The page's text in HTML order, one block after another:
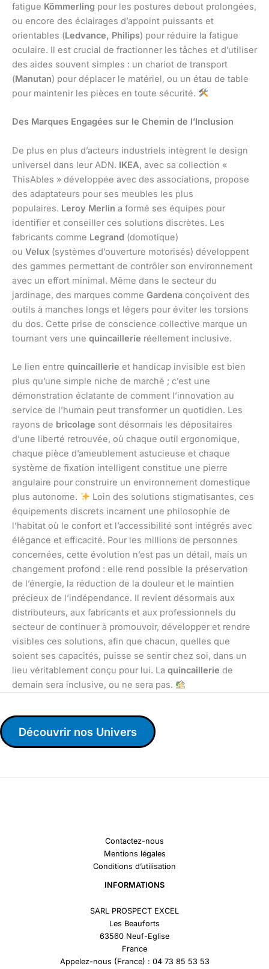
fatigue Kömmerling pour les postures debout prolongées,
ou encore des éclairages d’appoint puissants et
orientables (Ledvance, Philips) pour réduire la fatigue
oculaire. Il est crucial de fractionner les tâches et d’utiliser
des aides souvent simples : un chariot de transport
(Manutan) pour déplacer le matériel, ou un étau de table
pour maintenir les pièces en toute sécurité.
Des Marques Engagées sur le Chemin de l’Inclusion
De plus en plus d’acteurs industriels intègrent le design
universel dans leur ADN. IKEA, avec sa collection «
ThisAbles » développée avec des associations, propose
des adaptateurs pour ses meubles les plus
populaires. Leroy Merlin a formé ses équipes pour
identifier et conseiller ces solutions discrètes. Les
fabricants comme Legrand (domotique)
ou Velux (systèmes d’ouverture motorisés) développent
des gammes permettant de contrôler son environnement
avec un effort minimal. Même dans le secteur du
jardinage, des marques comme Gardena conçoivent des
outils à manches longs et légers pour éviter les torsions
du dos. Cette prise de conscience collective marque un
tournant vers une quincaillerie réellement inclusive.
Le lien entre quincaillerie et handicap invisible est bien
plus qu’une simple niche de marché ; c’est une
démonstration éclatante de comment l’innovation au
service de l’humain peut transformer un quotidien. Les
rayons de bricolage sont désormais les dépositaires
d’une liberté retrouvée, où chaque outil ergonomique,
chaque pièce d’ameublement astucieuse et chaque
système de fixation intelligent constitue une pierre
angulaire pour construire un environnement domestique
plus autonome.
Loin des solutions stigmatisantes, ces
équipements discrets incarnent une philosophie de
l’habitat où le confort et l’accessibilité sont intégrés avec
élégance et efficacité. Pour les millions de personnes
concernées, cette évolution n’est pas un détail, mais un
changement profond : elle rend possible la préservation
de l’énergie, la réduction de la douleur et le maintien
précieux de l’indépendance. Il revient désormais aux
distributeurs, aux fabricants et aux professionnels du
secteur de continuer à promouvoir, développer et rendre
visibles ces solutions, afin que chacun, quelles que
soient ses capacités, puisse se sentir chez soi, dans un
lieu véritablement conçu pour lui. La quincaillerie de
demain sera inclusive, ou ne sera pas.
Découvrir nos Univers
Contactez-nous
Mentions légales
Conditions d’utilisation
INFORMATIONS
SARL PROSPECT EXCEL
Les Beauforts
63560 Neuf-Eglise
France
Appelez-nous (France) : 04 73 85 53 53